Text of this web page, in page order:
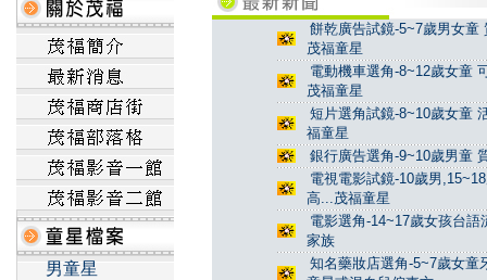
男童星
餅乾廣告試鏡-5~7歲男女
茂福童星
電動機車選角-8~12歲女童
茂福童星
短片選角試鏡-8~10歲女童
福童星
銀行廣告選角-9~10歲男童
電視電影試鏡-10歲男
高...茂福童星
電影選角-14~17歲女孩台
家族
知名藥妝店選角-5~7歲女童